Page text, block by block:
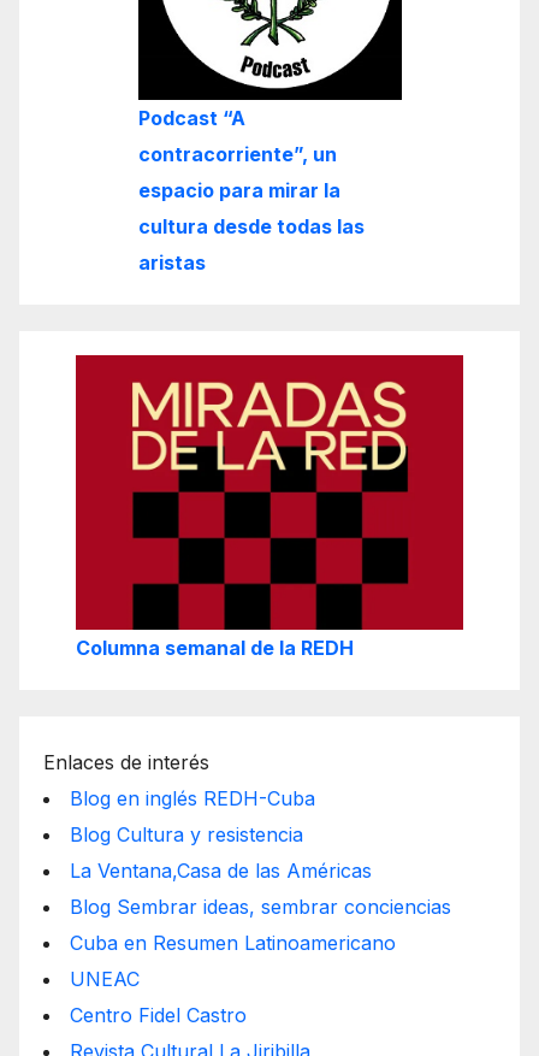
Podcast “A
contracorriente”, un
espacio para mirar la
cultura desde todas las
aristas
Columna semanal de la REDH
Enlaces de interés
Blog en inglés REDH-Cuba
Blog Cultura y resistencia
La Ventana,Casa de las Américas
Blog Sembrar ideas, sembrar conciencias
Cuba en Resumen Latinoamericano
UNEAC
Centro Fidel Castro
Revista Cultural La Jiribilla